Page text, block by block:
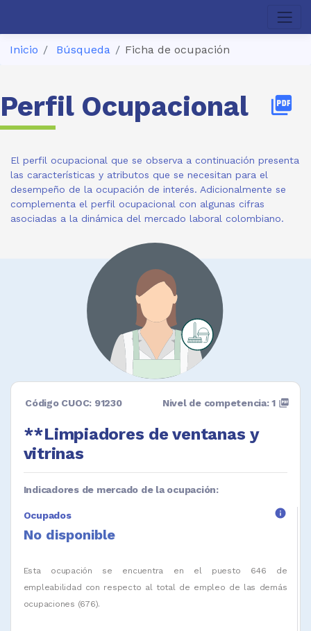
Inicio Búsqueda Ficha de ocupación
Perfil Ocupacional picture_as_pdf
El perfil ocupacional que se observa a continuación presenta
las características y atributos que se necesitan para el
desempeño de la ocupación de interés. Adicionalmente se
complementa el perfil ocupacional con algunas cifras
asociadas a la dinámica del mercado laboral colombiano.
Código CUOC: 91230
**Limpiadores de ventanas y
vitrinas
Nivel de competencia: 1 picture_as_pdf
Indicadores de mercado de la ocupación:
Ocupados info
No disponible
Esta ocupación se encuentra en el puesto 646 de
empleabilidad con respecto al total de empleo de las demás
ocupaciones (676).